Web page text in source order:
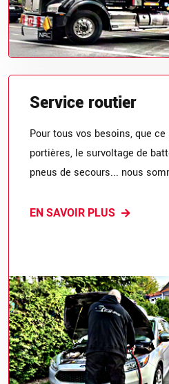
Service routier
Pour tous vos besoins, que
portières, le survoltage de
pneus de secours... nous
EN SAVOIR PLUS